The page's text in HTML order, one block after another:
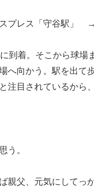
スプレス「守谷
到着。そこから球場
へ向かう。駅を出て
注目されているから
う。
ば親父、元気にして